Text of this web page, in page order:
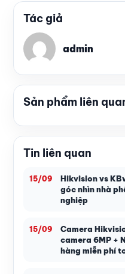
Tác giả
admin
Sản phẩm liên
Tin liên quan
15/09
Hikvision vs
góc nhìn nhà
nghiệp
15/09
Camera
camera 6MP +
hàng miễn phí